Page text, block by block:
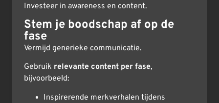
Investeer in awareness en content.
Stem je boodschap af op de
fase
Vermijd generieke communicatie.
Gebruik relevante content per fase,
bijvoorbeeld:
Inspirerende merkverhalen tijdens